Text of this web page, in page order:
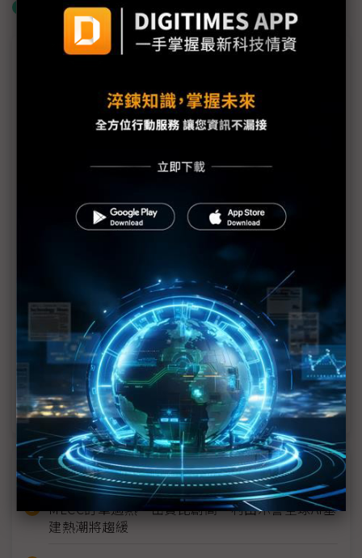
什麼是「關鍵字追蹤」
議題精選－國巨陳泰銘購併版圖AI不缺席
國巨購併腳步踏上AI液冷商機 陳泰銘點名獨缺「保
銘：可拭目以待
國巨陳泰銘：被動元件接單出貨比1.3業界居冠 超越
日本同業水準
AI時代「被動元件」啟動轉型 國巨陳泰銘揭三大趨
國巨AI營收佔比已達15% 陳泰銘：我們只在第二局
上半
AI拉貨動能、漲價效益顯現 國巨1Q26獲利年增逾4
成
近７天熱門報導
MLCC訂單過熱、出貨比創高 村田示警全球AI基
建熱潮將趨緩